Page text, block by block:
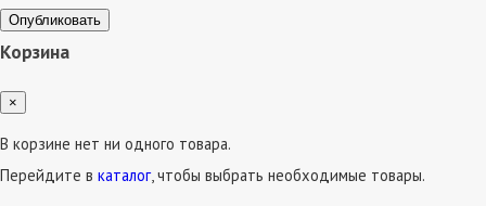
Опубликовать
Корзина
×
В корзине нет ни одного товара.
Перейдите в каталог, чтобы выбрать необходимые товары.